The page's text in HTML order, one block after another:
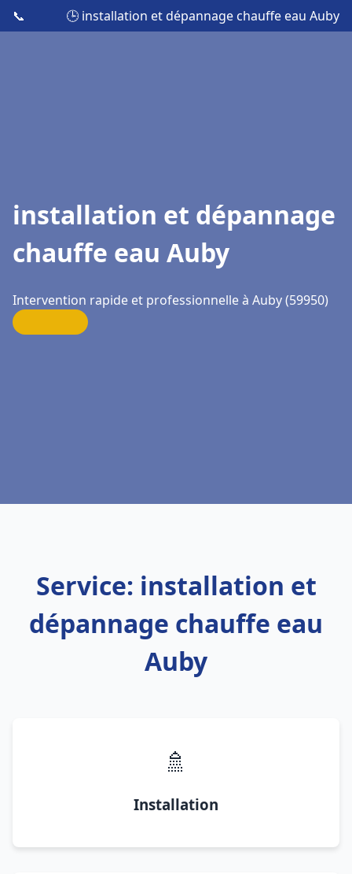
📞 🕒 installation et dépannage chauffe eau Auby
installation et dépannage
chauffe eau Auby
Intervention rapide et professionnelle à Auby (59950)
Service: installation et
dépannage chauffe eau
Auby
🚿
Installation